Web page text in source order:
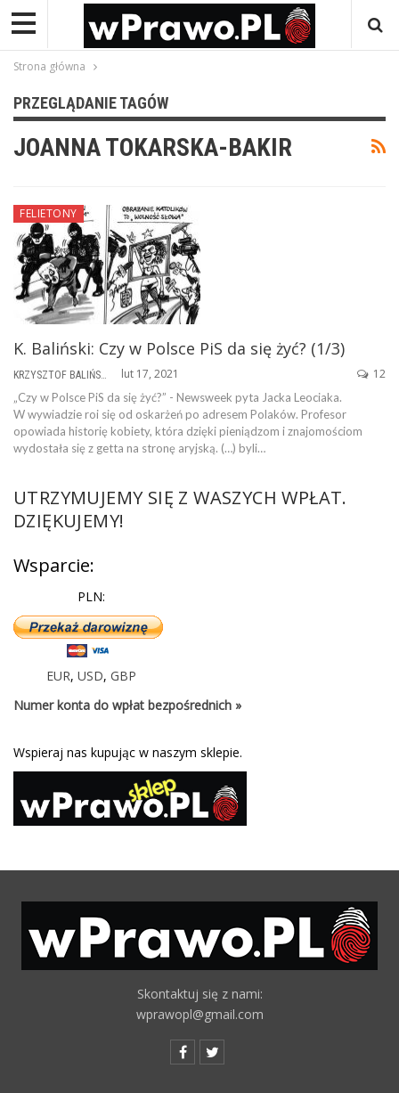
Strona główna
PRZEGLĄDANIE TAGÓW
JOANNA TOKARSKA-BAKIR
FELIETONY
K. Baliński: Czy w Polsce PiS da się żyć? (1/3)
lut 17, 2021 12
„Czy w Polsce PiS da się żyć?” - Newsweek pyta Jacka Leociaka.
W wywiadzie roi się od oskarżeń po adresem Polaków. Profesor
opowiada historię kobiety, która dzięki pieniądzom i znajomościom
wydostała się z getta na stronę aryjską. (…) byli…
UTRZYMUJEMY SIĘ Z WASZYCH WPŁAT.
DZIĘKUJEMY!
Wsparcie:
PLN:
EUR, USD, GBP
Numer konta do wpłat bezpośrednich »
Wspieraj nas kupując w naszym sklepie.
Skontaktuj się z nami:
wprawopl@gmail.com